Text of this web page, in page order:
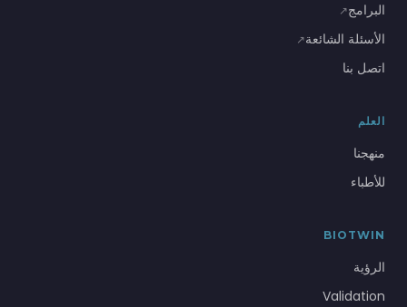
البرامج↗
الأسئلة الشائعة↗
اتصل بنا
العلم
منهجنا
للأطباء
BIOTWIN
الرؤية
Validation